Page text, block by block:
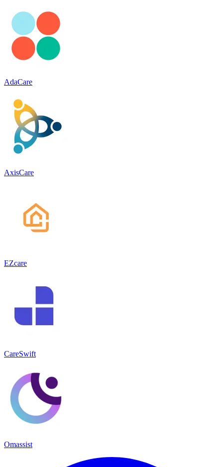
AdaCare
AxisCare
EZcare
CareSwift
Omassist